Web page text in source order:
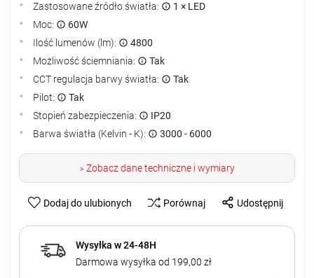
Zastosowane źródło światła:
1 × LED
Moc:
60W
Ilość lumenów (lm):
4800
Możliwość ściemniania:
Tak
CCT regulacja barwy światła:
Tak
Pilot:
Tak
Stopień zabezpieczenia:
IP20
Barwa światła (Kelvin - K):
3000 - 6000
>Zobacz dane techniczne i wymiary
Dodaj do ulubionych Porównaj Udostępnij
Wysyłka w 24-48H
Darmowa wysyłka od 199,00 zł